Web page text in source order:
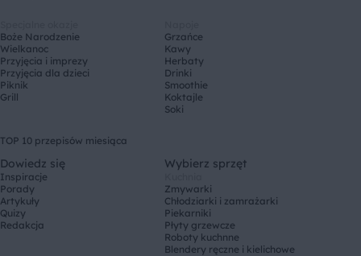
Boże Narodzenie
Wielkanoc
Przyjęcia i imprezy
Przyjęcia dla dzieci
Piknik
Grill
Grzańce
Kawy
Herbaty
Drinki
Smoothie
Koktajle
Soki
TOP 10 przepisów miesiąca
Dowiedz się
Inspiracje
Porady
Artykuły
Quizy
Redakcja
Wybierz sprzęt
Zmywarki
Chłodziarki i zamrażarki
Piekarniki
Płyty grzewcze
Roboty kuchnne
Blendery ręczne i kielichowe